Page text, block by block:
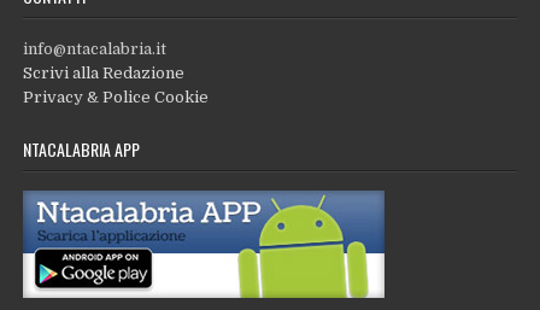
info@ntacalabria.it
Scrivi alla Redazione
Privacy & Police Cookie
NTACALABRIA APP